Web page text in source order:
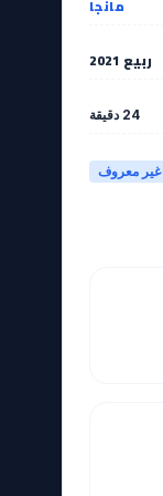
مانجا
ربيع 2021
24 دقيقة
غير معروف